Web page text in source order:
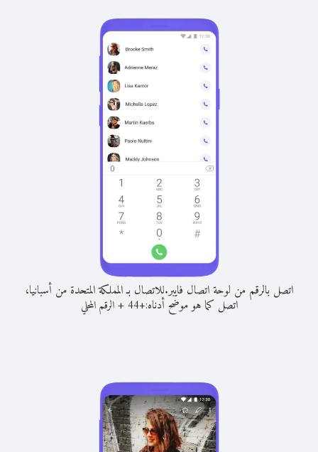
اتصل بالرقم من لوحة اتصال فايبر.للاتصال بـ المملكة المتحدة من أسبانيا،
اتصل كما هو موضح أدناه:+
44
+الرقم المحلي